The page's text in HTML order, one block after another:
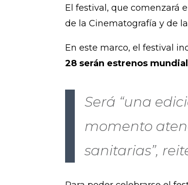
El festival, que comenzará
de la Cinematografía y de
En este marco, el festival
28 serán estrenos
Será “una
momento
sanitarias”,